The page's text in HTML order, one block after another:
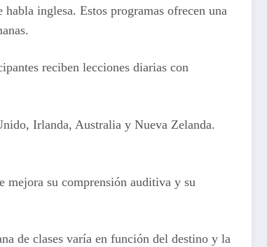
inglesa. Estos programas ofrecen una
reciben lecciones diarias con
Irlanda, Australia y Nueva Zelanda.
mejora su comprensión auditiva y su
de clases varía en función del destino y la